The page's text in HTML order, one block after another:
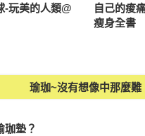
-玩美的人類@
自己的痠
瘦身全書
瑜珈~沒有想像中那麼難
珈墊？